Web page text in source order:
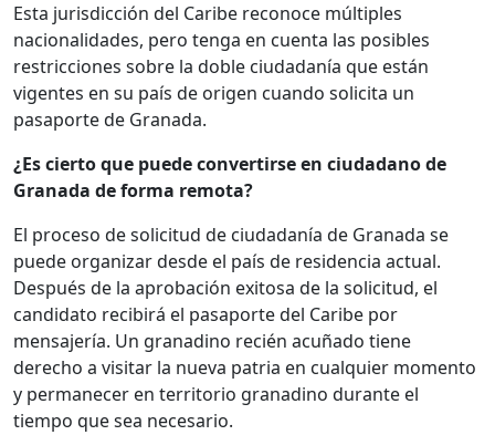
Esta jurisdicción del Caribe reconoce múltiples
nacionalidades, pero tenga en cuenta las posibles
restricciones sobre la doble ciudadanía que están
vigentes en su país de origen cuando solicita un
pasaporte de Granada.
¿Es cierto que puede convertirse en ciudadano de
Granada de forma remota?
El proceso de solicitud de ciudadanía de Granada se
puede organizar desde el país de residencia actual.
Después de la aprobación exitosa de la solicitud, el
candidato recibirá el pasaporte del Caribe por
mensajería. Un granadino recién acuñado tiene
derecho a visitar la nueva patria en cualquier momento
y permanecer en territorio granadino durante el
tiempo que sea necesario.